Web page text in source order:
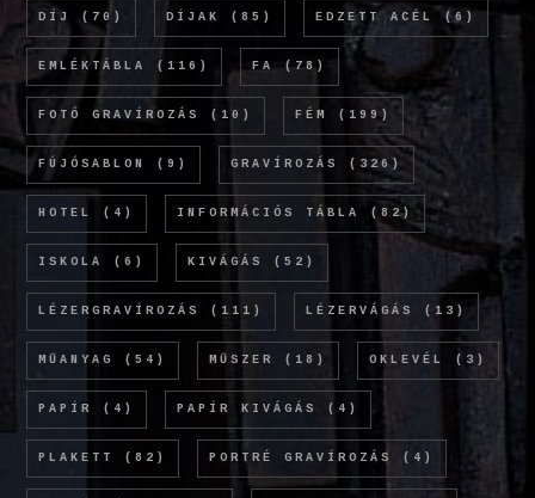
DÍJ (70) DÍJAK (85) EDZETT ACÉL (6)
EMLÉKTÁBLA (116) FA (78)
FOTÓ GRAVÍROZÁS (10) FÉM (199)
FÚJÓSABLON (9) GRAVÍROZÁS (326)
HOTEL (4) INFORMÁCIÓS TÁBLA (82)
ISKOLA (6) KIVÁGÁS (52)
LÉZERGRAVÍROZÁS (111) LÉZERVÁGÁS (13)
MŰANYAG (54) MŰSZER (18) OKLEVÉL (3)
PAPÍR (4) PAPÍR KIVÁGÁS (4)
PLAKETT (82) PORTRÉ GRAVÍROZÁS (4)